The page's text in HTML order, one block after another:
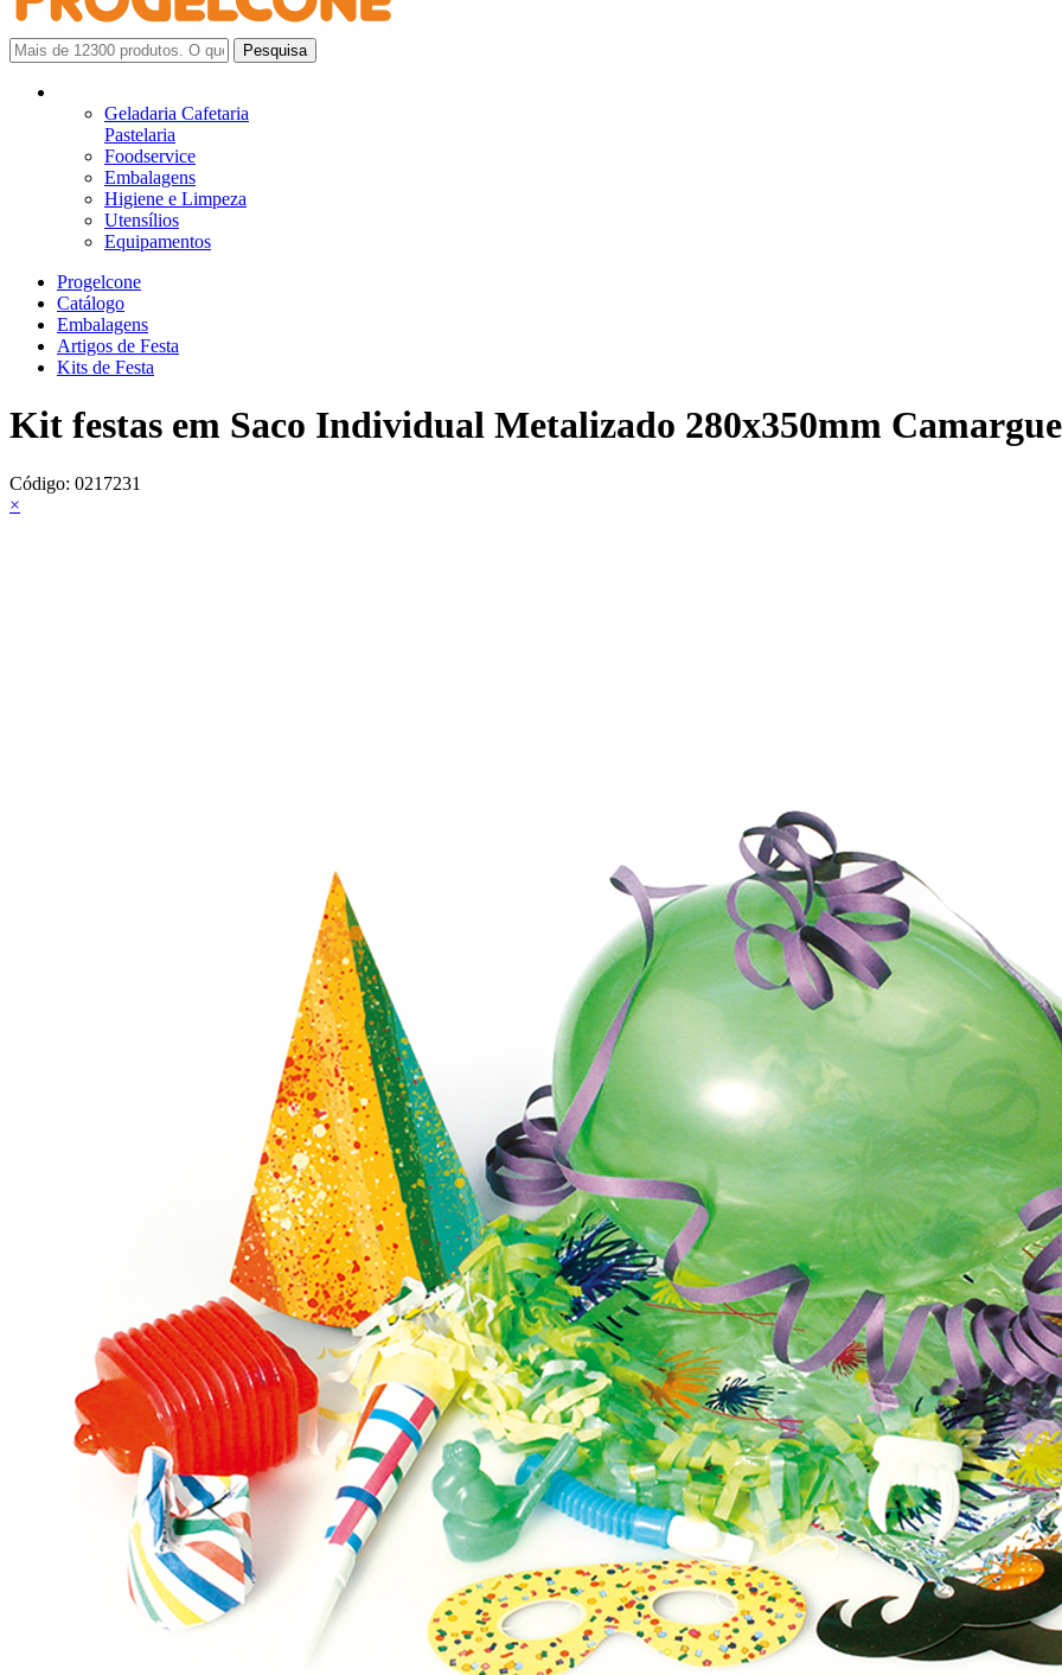
Geladaria Cafetaria
Pastelaria
Foodservice
Embalagens
Higiene e Limpeza
Utensílios
Equipamentos
Progelcone
Catálogo
Embalagens
Artigos de Festa
Kits de Festa
Kit festas em Saco Individual Metalizado 280x350mm
Código: 0217231
×